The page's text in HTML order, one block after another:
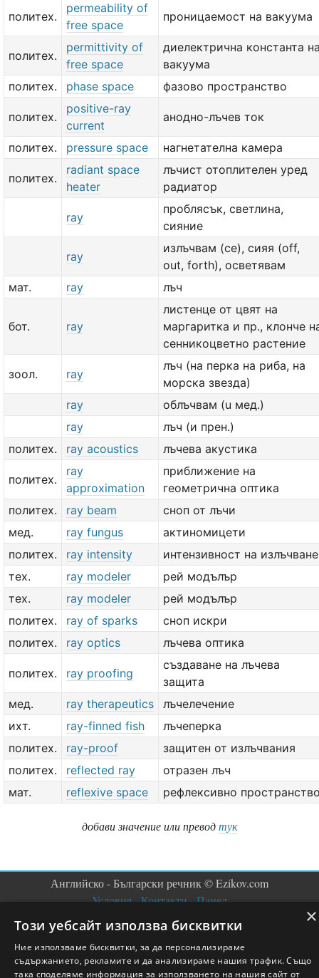
политех.
permeability of
free space
проницаемост на вакуума
политех.
permittivity of
free space
диелектрична константа
вакуума
политех.
phase space фазово пространство
политех.
positive-ray
current
анодно-лъчев ток
политех. pressure space нагнетателна камера
политех.
radiant space
heater
лъчист отоплителен уред
радиатор
ray
проблясък, светлина,
сияние
ray
излъчвам (се), сияя (off,
out, forth), осветявам
мат.
ray лъч
бот. ray
листенце от цвят на
маргаритка и пр., клонче
сенникоцветно растение
зоол. ray
лъч (на перка на риба, на
морска звезда)
ray
облъчвам (u мед.)
ray
лъч (и прен.)
политех.
ray acoustics лъчева акустика
политех.
ray
approximation
приближение на
геометрична оптика
политех.
ray beam
сноп от лъчи
мед.
ray fungus
актиномицети
политех.
ray intensity
интензивност на излъчване
тех.
ray modeler
рей модълър
тех.
ray modeler
рей модълър
политех.
ray of sparks
сноп искри
политех.
ray optics лъчева оптика
политех. ray proofing
създаване на лъчева
защита
мед.
ray therapeutics
лъчелечение
ихт.
ray-finned fish
лъчеперка
политех.
ray-proof
защитен от излъчвания
политех.
reflected ray
отразен лъч
мат.
reflexive space рефлексивно
добави значение или преводтук
Английско - Български речник © Ezikov.com
Условия
Контакти Панел
×
Този уебсайт използва бисквитки
Ние използваме бисквитки, за да персонализираме
съдържанието, рекламите и да анализираме нашия трафик. Също
така споделяме информация за използването на нашия сайт от